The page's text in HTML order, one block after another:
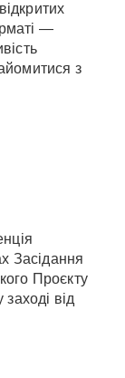
—
з
Засідання
Проєкту
від